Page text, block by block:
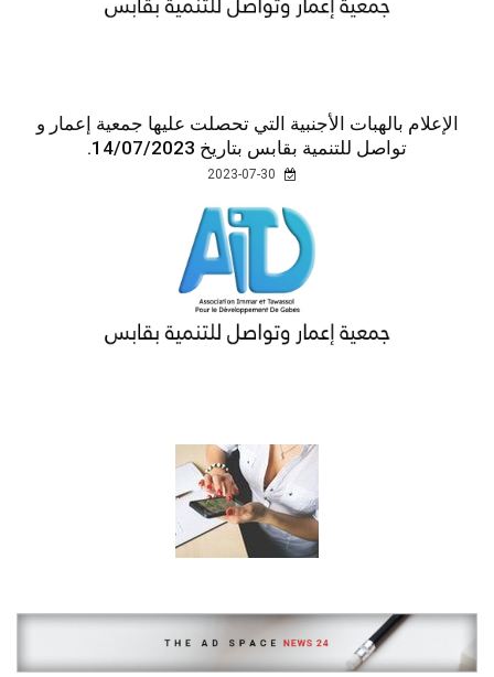
الإعلام بالهبات الأجنبية التي تحصلت عليها جمعية إعمار و
تواصل للتنمية بقابس بتاريخ 14/07/2023.